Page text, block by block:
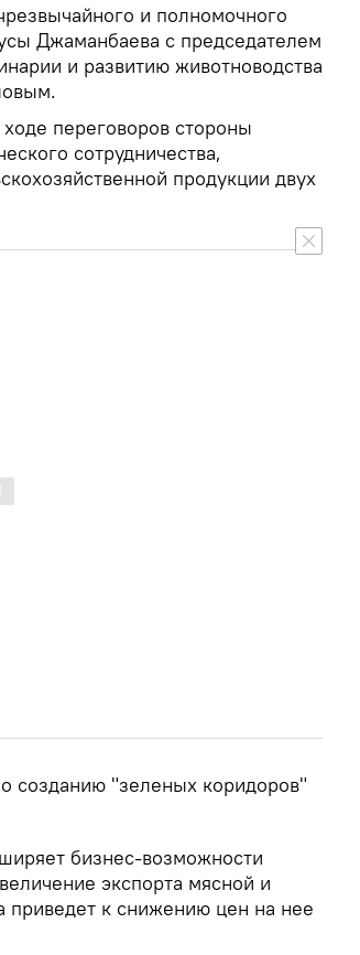
и полномочного
Джаманбаева с председателем
и развитию животноводства
ходе переговоров стороны
сотрудничества,
продукции двух
созданию "зеленых коридоров"
бизнес-возможности
экспорта мясной и
приведет к снижению цен на нее